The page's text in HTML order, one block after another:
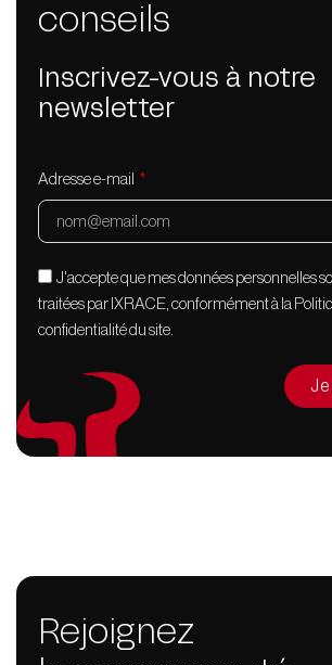
conseils
Inscrivez-vous à notre
newsletter
Adresse e-mail
J'accepte que mes données personnelles
traitées par IXRACE, conformément à la
confidentialité du site.
Rejoignez